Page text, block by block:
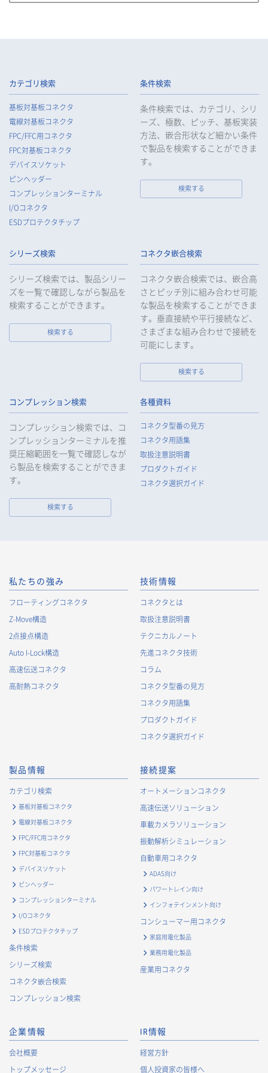
られるよう、必要かつ適切な監督を行います。
様等の個人データの安全管理が図られるよう必要かつ適切な監
督を行います。
当社は、法令で例外として定められている場合を除き、お客様
等の個人データをあらかじめ、ご本人の同意を得ることなく第
三者に提供することはいたしません。
当社は、法令で不要とされている場合を除き、第三者に個人デ
ータを提供したとき、又は受けたときは、法令で定められた確
認・記録義務を適正に履行いたします。
9. 当社は、個人情報の漏えい等の事故が発生した場合は、お客様
等の保護を最優先する考えのもと、被害を最小限にとどめるた
めに合理的な範囲で速やかに対応し、再発防止に向けた取り組
みを行います。
当社は、個人情報報保護のための管理体制および取り組みを継
続的に見直し、定期的に評価を実施し、その改善に努めてまい
ります。
個人情報の取得
当社は、当社サービスの提供にあたり、お客様等の氏名、住
所、電話番号、電子メールアドレス、勤務先情報（所属会社
名、所属部署名、役職、住所、電話（FAX）番号等）、性別、銀
行口座情報等の個人情報を取得します。当社は、適正に個人情
報を取得し、偽りその他不正の手段により取得することはいた
なお、当社は、Cookieおよびその他のトラッキング技術（例え
ばWebビーコン）を使用して、IPアドレス等の識別子を含む、
られる場合のCookie情報は、後掲及びCookieポリシーに従って
取り扱います。https://www.irisoele.com/jp/cookie/
2. 個人情報の利用目的
当社が取得する個人情報の利用目的は、次の通りです。当社
は、次の利用目的を、関連性を有すると合理的に認められる範
囲で変更することがあり、変更した場合には、変更された利用
お客様に対する当社製品のご案内のため
お客様に対するキャンペーン、イベント開催案内等の情報
等、お客様へのサービス向上のため
・
お客様の情報管理のため
・
お客様との取引の進捗状況を管理するため
・
お客様に対してアンケートを実施するため
・
お客様からのお問合せに対して対応するため
・
マーケティング調査及び分析のため
お取引先および業務上関係する他社・団体・官公庁の方に関す
る個人情報
・
お問い合わせ対応、商談、打合せ等業務上必要な対応およ
・
契約の履行または事業上必要な取引先情報の管理のため
・
当社事業および取引に関するアンケート調査等への協力依
・
官公庁・各種業界団体等への報告・届出のため
採用応募者に関する個人情報
カテゴリ検索
基板対基板コネクタ
電線対基板コネクタ
FPC/FFC用コネクタ
FPC対基板コネクタ
デバイスソケット
ピンヘッダー
コンプレッションターミナル
I/Oコネクタ
ESDプロテクタチップ
条件検索
条件検索では、カテゴリ、シリ
ーズ、極数、ピッチ、基板実装
方法、嵌合形状など細かい条件
で製品を検索することができま
す。
検索する
シリーズ検索
シリーズ検索では、製品シリー
ズを一覧で確認しながら製品を
検索することができます。
検索する
コネクタ嵌合検索
コネクタ嵌合検索では、嵌合高
さとピッチ別に組み合わせ可能
な製品を検索することができま
す。垂直接続や平行接続など、
さまざまな組み合わせで接続を
可能にします。
検索する
コンプレッション検索
コンプレッション検索では、コ
ンプレッションターミナルを推
奨圧縮範囲を一覧で確認しなが
ら製品を検索することができま
す。
検索する
各種資料
コネクタ型番の見方
コネクタ用語集
取扱注意説明書
プロダクトガイド
コネクタ選択ガイド
私たちの強み
フローティングコネクタ
Z-Move構造
2点接点構造
Auto I-Lock構造
高速伝送コネクタ
高耐熱コネクタ
技術情報
コネクタとは
取扱注意説明書
テクニカルノート
先進コネクタ技術
コラム
コネクタ型番の見方
コネクタ用語集
プロダクトガイド
コネクタ選択ガイド
製品情報
カテゴリ検索
基板対基板コネクタ
電線対基板コネクタ
FPC/FFC用コネクタ
FPC対基板コネクタ
デバイスソケット
ピンヘッダー
コンプレッションターミナル
I/Oコネクタ
ESDプロテクタチップ
条件検索
シリーズ検索
コネクタ嵌合検索
コンプレッション検索
接続提案
オートメーションコネクタ
高速伝送ソリューション
車載カメラソリューション
振動解析シミュレーション
自動車用コネクタ
ADAS向け
パワートレイン向け
インフォテインメント向け
コンシューマー用コネクタ
家庭用電化製品
業務用電化製品
産業用コネクタ
企業情報
会社概要
トップメッセージ
IR情報
経営方針
個人投資家の皆様へ